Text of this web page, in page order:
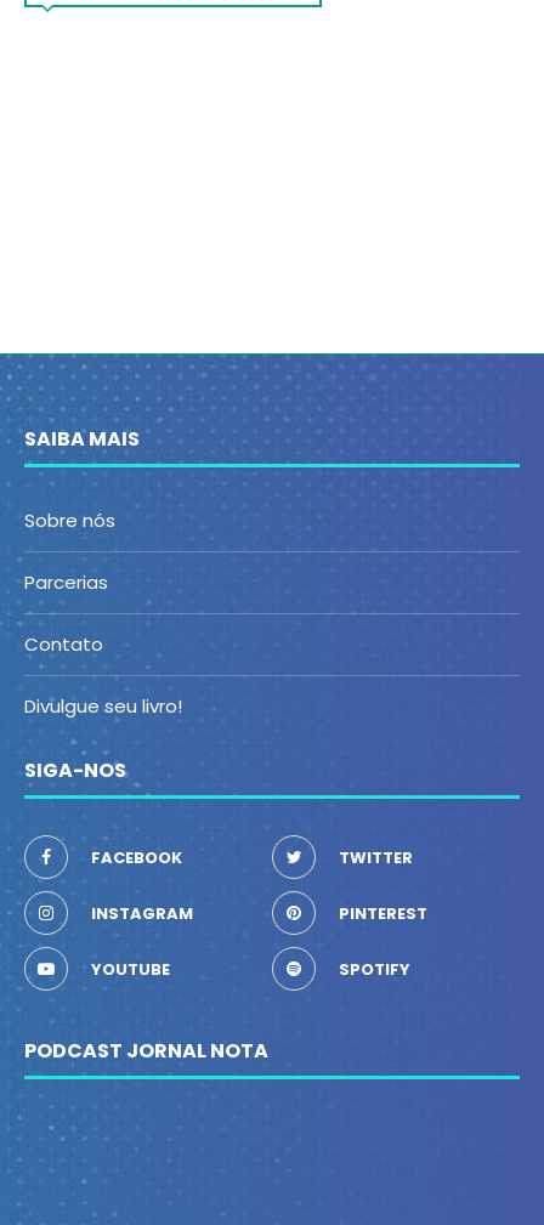
SAIBA MAIS
Sobre nós
Parcerias
Contato
Divulgue seu livro!
SIGA-NOS
FACEBOOK TWITTER
INSTAGRAM PINTEREST
YOUTUBE SPOTIFY
PODCAST JORNAL NOTA